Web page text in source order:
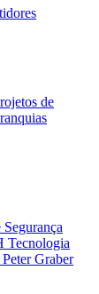
de
Tecnologia
Peter Graber